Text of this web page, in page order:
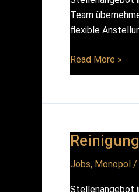
Team
flexible
Aushilfe
(m/w/d)
Read More »
Jobs, Monopol /
Stellenangebot